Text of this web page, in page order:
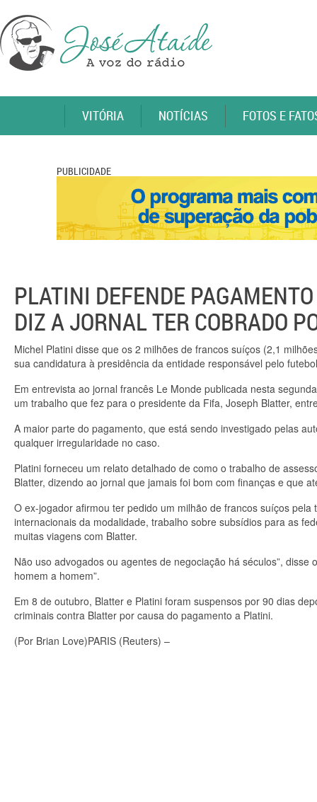
VITÓRIA NOTÍCIAS FOTOS E
PUBLICIDADE
PLATINI DEFENDE
DIZ A JORNAL TER COBRADO
Michel Platini disse que os 2 milhões de francos suíços (2,1
sua candidatura à presidência da entidade responsável pelo
Em entrevista ao jornal francês Le Monde publicada nesta
um trabalho que fez para o presidente da Fifa, Joseph Blatter,
A maior parte do pagamento, que está sendo investigado pelas
qualquer irregularidade no caso.
Platini forneceu um relato detalhado de como o trabalho de
Blatter, dizendo ao jornal que jamais foi bom com finanças e que
O ex-jogador afirmou ter pedido um milhão de francos suíços
internacionais da modalidade, trabalho sobre subsídios para as
muitas viagens com Blatter.
Não uso advogados ou agentes de negociação há séculos”,
homem a homem”.
Em 8 de outubro, Blatter e Platini foram suspensos por 90 dias
criminais contra Blatter por causa do pagamento a Platini.
(Por Brian Love)PARIS (Reuters) –